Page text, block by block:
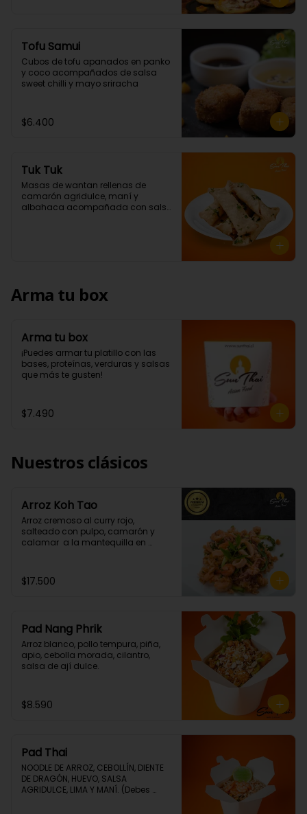
Tofu Samui
Cubos de tofu apanados en panko
y coco acompañados de salsa
sweet chilli y mayo sriracha
$6.400
Tuk Tuk
Masas de wantan rellenas de
camarón agridulce, maní y
albahaca acompañada con salsa
Arma tu box
Arma tu box
¡Puedes armar tu platillo con las
bases, proteínas, verduras y salsas
que más te gusten!
$7.490
Nuestros clásicos
Arroz Koh Tao
Arroz cremoso al curry rojo,
salteado con pulpo, camarón y
calamar  a la mantequilla en
$17.500
Pad Nang Phrik
Arroz blanco, pollo tempura, piña,
apio, cebolla morada, cilantro,
salsa de ají dulce.
$8.590
Pad Thai
NOODLE DE ARROZ, CEBOLLÍN, DIENTE
DE DRAGÓN, HUEVO, SALSA
AGRIDULCE, LIMA Y MANÍ. (Debes